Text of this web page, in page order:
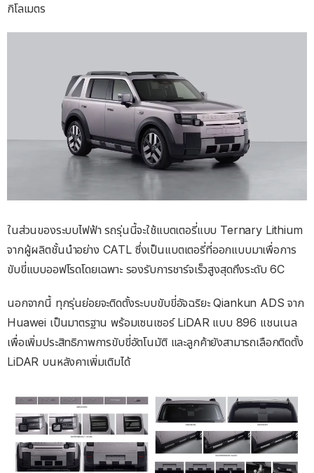
กิโลเมตร
ในส่วนของระบบไฟฟ้า รถรุ่นนี้จะใช้แบตเตอรี่แบบ Ternary Lithium
จากผู้ผลิตชั้นนำอย่าง CATL ซึ่งเป็นแบตเตอรี่ที่ออกแบบมาเพื่อการ
ขับขี่แบบออฟโรดโดยเฉพาะ รองรับการชาร์จเร็วสูงสุดถึงระดับ 6C
นอกจากนี้ ทุกรุ่นย่อยจะติดตั้งระบบขับขี่อัจฉริยะ Qiankun ADS จาก
Huawei เป็นมาตรฐาน พร้อมเซนเซอร์ LiDAR แบบ 896 แชนเนล
เพื่อเพิ่มประสิทธิภาพการขับขี่อัตโนมัติ และลูกค้ายังสามารถเลือกติดตั้ง
LiDAR บนหลังคาเพิ่มเติมได้